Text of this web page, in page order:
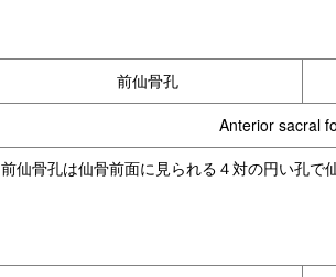
前仙骨孔
Anterior sacral
前仙骨孔は仙骨前面に見られる４対の円い孔で